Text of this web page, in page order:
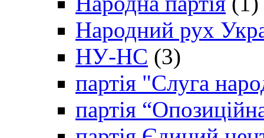
Народний рух
НУ-НС (3)
партія "Слуга
партія